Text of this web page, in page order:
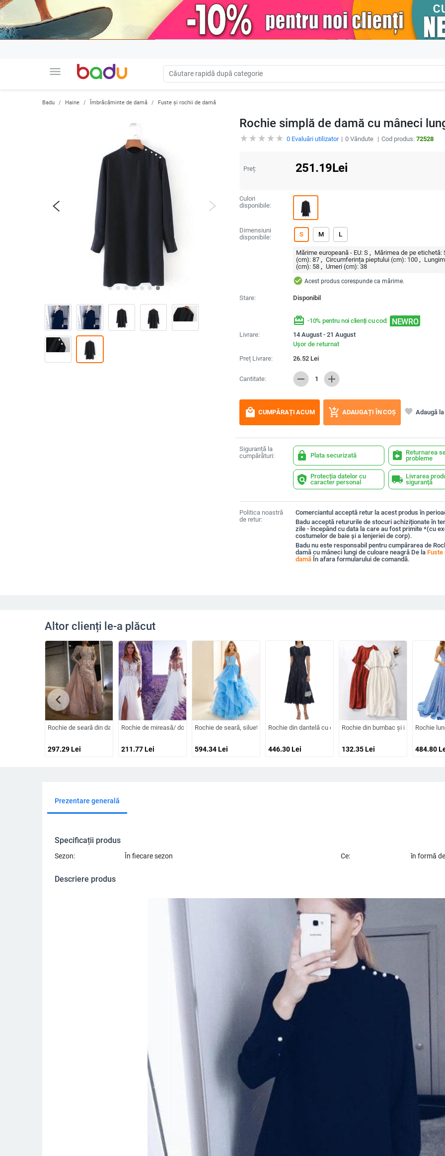
menu
Badu Haine Îmbrăcăminte de damă Fuste și rochii de damă
Rochie simplă de damă cu mâneci
0Evaluări utilizator 0Vândute Cod produs: 72528
Preț: 251.19Lei
Culori
disponibile:
Dimensiuni
disponibile:
S M L
Mărime europeană - EU: S Mărimea de pe etichetă:
(cm): 87 Circumferința pieptului (cm): 100
(cm): 58 Umeri (cm): 38
check_circle Acest produs corespunde ca mărime.
Stare: Disponibil
redeem -10% pentru noi clienți cu cod: NEWRO
Livrare:
14 August - 21 August
Ușor de returnat
Preț Livrare:
26.52Lei
Cantitate: remove 1 add
local_mall CUMPĂRAȚI ACUM add_shopping_cart ADAUGAȚI ÎN COȘ favorite Adaugă
Siguranță la
cumpărături:
lock Plata securizată assignment_return Returnarea
probleme
policy Protecția datelor cu
caracter personal
local_shipping Livrarea
siguranță
Politica noastră
de retur:
Comerciantul acceptă retur la acest produs în
Badu acceptă retururile de stocuri achiziționate în
zile - începând cu data la care au fost primite *(cu
costumelor de baie și a lenjeriei de corp).
Badu nu este responsabil pentru cumpărarea de
damă cu mâneci lungi de culoare neagră De la Fuste
damăÎn afara formularului de comandă.
Altor clienți le-a plăcut
Rochie de seară din dantelă cu decolteu în V, mâneci lungi, talie înaltă, croială prințesă, tren lung
297.29Lei
Rochie de mireasă/ domnișoară de onoare din dantelă, mâneci lungi, decolteu adânc în V, despicare, tren mic, 95%
211.77Lei
Rochie de seară, siluetă în formă de A, bretele subțiri tip spaghetti, fără mâneci, fustă
594.34Lei
Rochie din dantelă cu decolteu decorat cu diamante, croială
446.30Lei
Rochie din bumbac și in, cu model
132.35Lei
Rochie
484.80
chevron_left
Prezentare generală
Specificații produs
Sezon: În fiecare sezon Ce: în formă
Descriere produs